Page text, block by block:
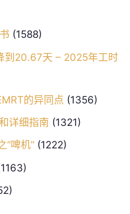
(1588)
到20.67天 – 2025年工时
的异同点 (1356)
详细指南 (1321)
“啤机”(1222)